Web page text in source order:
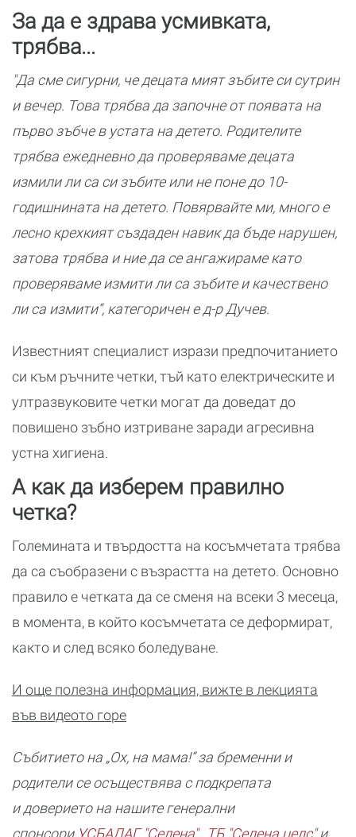
За да е здрава усмивката,
трябва...
"Да сме сигурни, че децата мият зъбите си сутрин
и вечер. Това трябва да започне от появата на
първо зъбче в устата на детето. Родителите
трябва ежедневно да проверяваме децата
измили ли са си зъбите или не поне до 10-
годишнината на детето. Повярвайте ми, много е
лесно крехкият създаден навик да бъде нарушен,
затова трябва и ние да се ангажираме като
проверяваме измити ли са зъбите и качествено
ли са измити“, категоричен е д-р Дучев.
Известният специалист изрази предпочитанието
си към ръчните четки, тъй като електрическите и
ултразвуковите четки могат да доведат до
повишено зъбно изтриване заради агресивна
устна хигиена.
А как да изберем правилно
четка?
Големината и твърдостта на косъмчетата трябва
да са съобразени с възрастта на детето. Основно
правило е четката да се сменя на всеки 3 месеца,
в момента, в който косъмчетата се деформират,
както и след всяко боледуване.
И още полезна информация, вижте в лекцията
във видеото горе
Събитието на „Ох, на мама!“ за бременни и
родители се осъществява с подкрепата
и доверието на нашите генерални
спонсори УСБАЛАГ "Селена", ТБ "Селена целс" и